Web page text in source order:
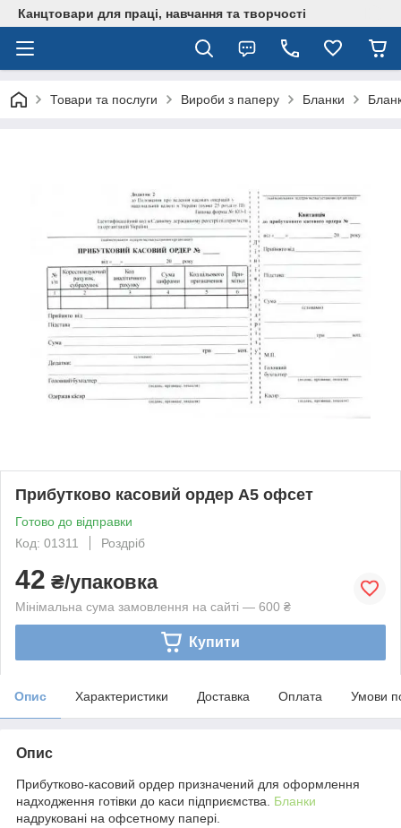
Канцтовари для працi, навчання та творчостi
Товари та послуги Вироби з паперу Бланки
Прибутково касовий ордер А5 офсет
Готово до відправки
Код: 01311
Роздріб
42 ₴/упаковка
Мінімальна сума замовлення на сайті — 600 ₴
Купити
Опис Характеристики Доставка Оплата Умови
Опис
Прибутково-касовий ордер призначений для оформлення
надходження готівки до каси підприємства. Бланки
надруковані на офсетному папері.